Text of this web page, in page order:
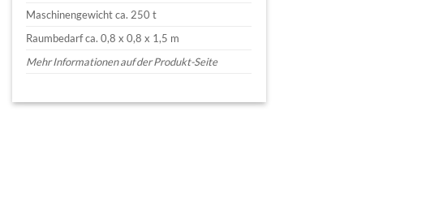
Maschinengewicht ca. 250 t
Raumbedarf ca. 0,8 x 0,8 x 1,5 m
Mehr Informationen auf der Produkt-Seite